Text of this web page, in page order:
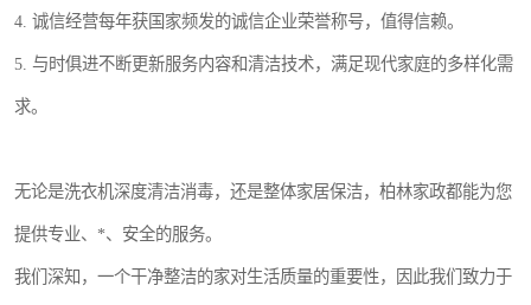
4. 诚信经营每年获国家频发的诚信企业荣誉称号，值得信赖。
5. 与时俱进不断更新服务内容和清洁技术，满足现代家庭的多样化需
求。
无论是洗衣机深度清洁消毒，还是整体家居保洁，柏林家政都能为您
提供专业、*、安全的服务。
我们深知，一个干净整洁的家对生活质量的重要性，因此我们致力于